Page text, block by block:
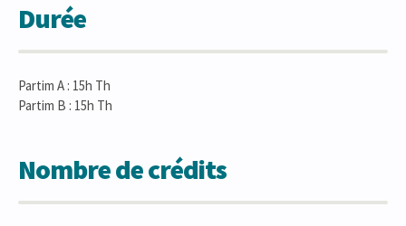
Durée
Partim A : 15h Th
Partim B : 15h Th
Nombre de crédits